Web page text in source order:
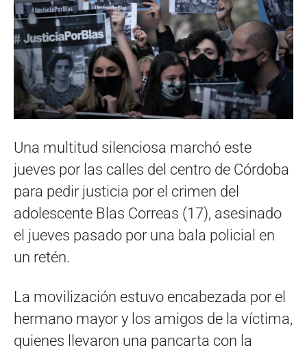
Una multitud silenciosa marchó este
jueves por las calles del centro de Córdoba
para pedir justicia por el crimen del
adolescente Blas Correas (17), asesinado
el jueves pasado por una bala policial en
un retén.
La movilización estuvo encabezada por el
hermano mayor y los amigos de la víctima,
quienes llevaron una pancarta con la